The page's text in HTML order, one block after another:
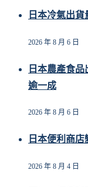
日本冷氣出
2026 年 8 月 6 日
日本農產食
逾一成
2026 年 8 月 6 日
日本便利商
2026 年 8 月 4 日